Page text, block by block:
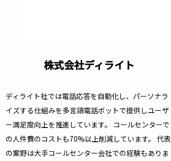
株式会社ディライト
ディライト社では電話応答を自動化し、パーソナラ
イズする仕組みを多言語電話ボットで提供しユーザ
ー満足度向上を推進しています。 コールセンターで
の人件費のコストも70%以上削減しています。 代表
の案野は大手コールセンター会社での経験もありま